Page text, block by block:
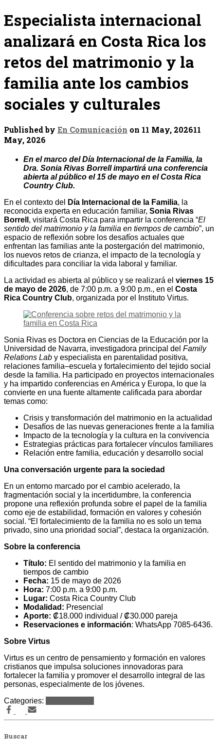
Especialista internacional
analizará en Costa Rica los
retos del matrimonio y la
familia ante los cambios
sociales y culturales
Published by En Comunicación on 11 May, 202611
May, 2026
En el marco del Día Internacional de la Familia, la
Dra. Sonia Rivas Borrell impartirá una conferencia
abierta al público el 15 de mayo en el Costa Rica
Country Club.
En el contexto del
Día Internacional de la Familia, la
reconocida experta en educación familiar, Sonia Rivas
Borrell , visitará Costa Rica para impartir la conferencia “El
sentido del matrimonio y la familia en tiempos de cambio”, un
espacio de reflexión sobre los desafíos actuales que
enfrentan las familias ante la postergación del matrimonio,
los nuevos retos de crianza, el impacto de la tecnología y
dificultades para conciliar la vida laboral y familiar.
La actividad es abierta al público y se realizará el viernes 15
de mayo de 2026, de 7:00 p.m. a 9:00 p.m., en el Costa
Rica Country Club, organizada por el Instituto Virtus.
Sonia Rivas es Doctora en Ciencias de la Educación por la
Universidad de Navarra, investigadora principal del Family
Relations Lab y especialista en parentalidad positiva,
relaciones familia–escuela y fortalecimiento del tejido social
desde la familia. Ha participado en proyectos internacionales
y ha impartido conferencias en América y Europa, lo que la
convierte en una fuente altamente calificada para abordar
temas como:
Crisis y transformación del matrimonio en la actualidad
Desafíos de las nuevas generaciones frente a la familia
Impacto de la tecnología y la cultura en la convivencia
Estrategias prácticas para fortalecer vínculos familiares
Relación entre familia, educación y desarrollo social
Una conversación urgente para la sociedad
En un entorno marcado por el cambio acelerado, la
fragmentación social y la incertidumbre, la conferencia
propone una reflexión profunda sobre el papel de la familia
como eje de estabilidad, formación en valores y cohesión
social. “El fortalecimiento de la familia no es solo un tema
privado, sino una prioridad social”, destaca la organización.
Sobre la conferencia
Título: El sentido del matrimonio y la familia en
tiempos de cambio
Fecha: 15 de mayo de 2026
Hora: 7:00 p.m. a 9:00 p.m.
Lugar: Costa Rica Country Club
Modalidad: Presencial
Aporte: ₡18.000 individual / ₡30.000 pareja
Reservaciones e información: WhatsApp 7085-6436.
Sobre Virtus
Virtus es un centro de pensamiento y formación en valores
cristianos que impulsa soluciones innovadoras para
fortalecer la familia y promover el desarrollo integral de las
personas, especialmente de los jóvenes.
Categories:
Buscar